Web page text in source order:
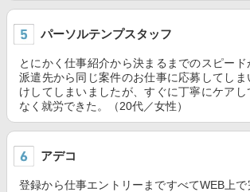
パーソルテンプスタッフ
とにかく仕事紹介から決まるまでのスピー
派遣先から同じ案件のお仕事に応募してし
けしてしまいましたが、すぐに丁寧にケア
なく就労できた。（20代／女性）
アデコ
登録から仕事エントリーまですべてWEB上